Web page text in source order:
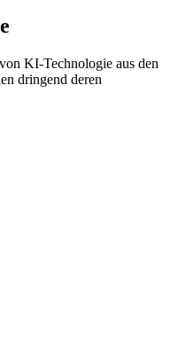
KI-Technologie aus den
dringend deren